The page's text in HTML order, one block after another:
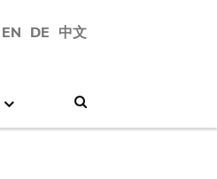
EN DE 中文